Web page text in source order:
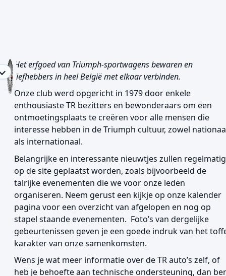
Het erfgoed van Triumph-sportwagens bewaren en
liefhebbers in heel België met elkaar verbinden.
Onze club werd opgericht in 1979 door enkele
enthousiaste TR bezitters en bewonderaars om een
ontmoetingsplaats te creëren voor alle mensen die
interesse hebben in de Triumph cultuur, zowel
als internationaal.
Belangrijke en interessante nieuwtjes zullen regelmatig
op de site geplaatst worden, zoals bijvoorbeeld de
talrijke evenementen die we voor onze leden
organiseren. Neem gerust een kijkje op onze kalender
pagina voor een overzicht van afgelopen en nog op
stapel staande evenementen. Foto’s van dergelijke
gebeurtenissen geven je een goede indruk van het
karakter van onze samenkomsten.
Wens je wat meer informatie over de TR auto’s zelf, of
heb je behoefte aan technische ondersteuning, dan